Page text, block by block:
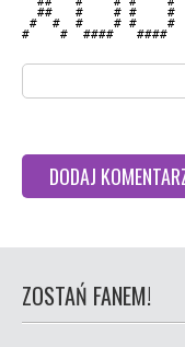
  ##   #    # #    #
#  #  #    # #    #
#    #  ####   ####
ZOSTAŃ FANEM!